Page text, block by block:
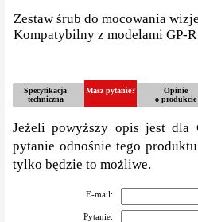
Zestaw śrub do mocowania
Kompatybilny z modelami GP-
Specyfikacja
techniczna
Masz pytanie?
Opinie
o produkcie
Jeżeli powyższy opis jest dla
pytanie odnośnie tego
tylko będzie to możliwe.
E-mail:
Pytanie: